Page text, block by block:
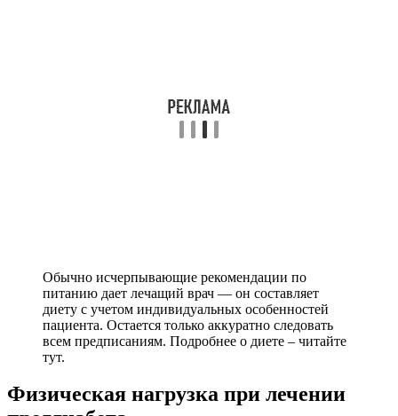
Обычно исчерпывающие рекомендации по
питанию дает лечащий врач — он составляет
диету с учетом индивидуальных особенностей
пациента. Остается только аккуратно следовать
всем предписаниям. Подробнее о диете – читайте
тут.
Физическая нагрузка при лечении